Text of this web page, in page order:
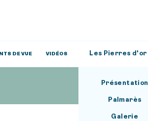
DE VUE VIDÉOS Les Pierres d'or
Présentation
Palmarès
Galerie